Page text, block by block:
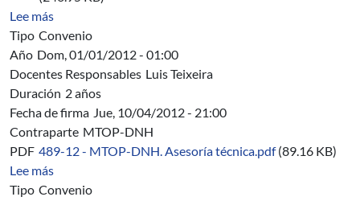
Lee mássobre 490/12 - Gas Sayago S.A. - Convenio de
Tipo Convenio
Año Dom, 01/01/2012 - 01:00
Docentes Responsables Luis Teixeira
Duración 2 años
Fecha de firma Jue, 10/04/2012 - 21:00
Contraparte MTOP-DNH
PDF 489-12 - MTOP-DNH. Asesoría técnica.pdf (89.16 KB)
Lee mássobre 489/12 - MTOP-DNH. Convenio Específico de
Tipo Convenio